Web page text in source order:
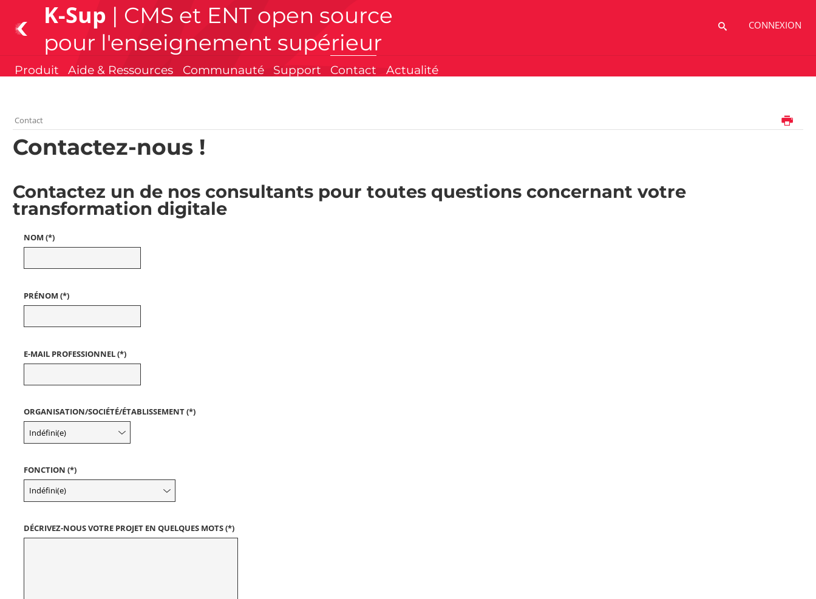
K-Sup | CMS et ENT open source
pour l'enseignement supérieur
CONNEXION
Produit Aide & Ressources Communauté Support Contact Actualité
Imprimer
Contact
Contactez-nous !
Contactez un de nos consultants pour toutes questions concernant votre
transformation digitale
NOM (*)
PRÉNOM (*)
E-MAIL PROFESSIONNEL (*)
ORGANISATION/SOCIÉTÉ/ÉTABLISSEMENT (*)
FONCTION (*)
DÉCRIVEZ-NOUS VOTRE PROJET EN QUELQUES MOTS (*)